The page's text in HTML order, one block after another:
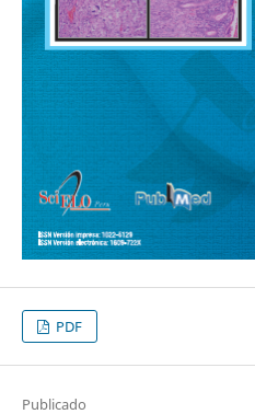
PDF
Publicado